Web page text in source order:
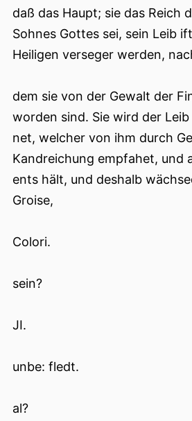
daß das Haupt; sie das Reich
Sohnes Gottes sei, sein Leib
Heiligen verseger werden,
dem sie von der Gewalt der
worden sind. Sie wird der
net, welcher von ihm durch
Kandreichung empfahet, und
ents hält, und deshalb
Groise,
Colori.
sein?
JI.
unbe: fledt.
al?